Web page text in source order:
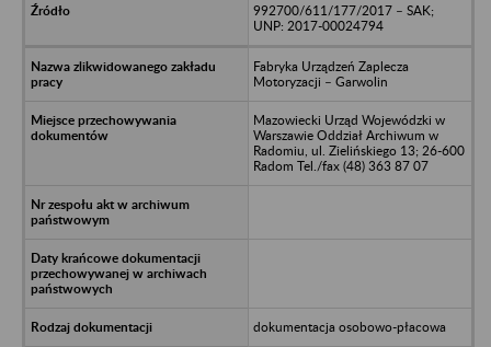
992700/611/177/2017 – SAK;
UNP: 2017-00024794
Fabryka Urządzeń Zaplecza
Motoryzacji – Garwolin
Mazowiecki Urząd Wojewódzki w
Warszawie Oddział Archiwum w
Radomiu, ul. Zielińskiego 13; 26-600
Radom Tel./fax (48) 363 87 07
dokumentacja osobowo-płacowa